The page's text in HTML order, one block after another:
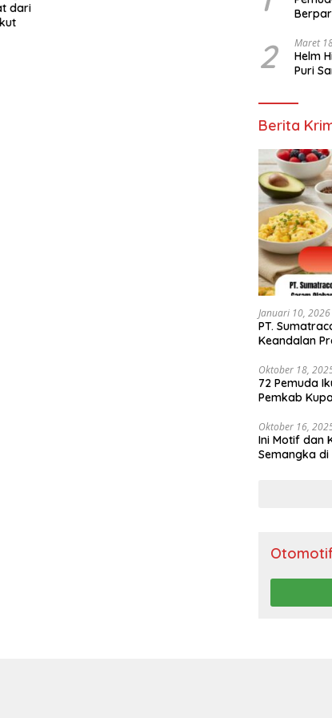
Ditutup Akibat Erupsi Lewotobi
2 Maret
Helm
Puri
Berita
Januari 10, 2026
PT.
Keandalan
Oktober 18,
72 Pemuda
Pemkab
Oktober 16,
Ini Motif dan
Semangka di